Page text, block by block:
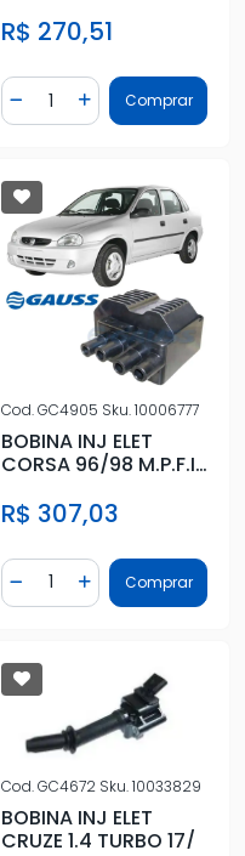
95/98
R$ 270,51
Diminuir Quantidade
Quantidade
AdicionarComprar
Cod.GC4905 Sku.10006777
BOBINA INJ ELET
CORSA 96/98 M.P.F.I
95/98
R$ 307,03
Diminuir Quantidade
Quantidade
AdicionarComprar
Cod.GC4672 Sku.10033829
BOBINA INJ ELET
CRUZE 1.4 TURBO 17/